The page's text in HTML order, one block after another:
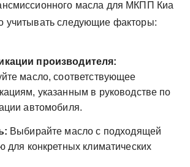
масла для МКПП Киа
учитывать следующие факторы:
производителя:
масло, соответствующее
указанным в руководстве по
автомобиля.
Выбирайте масло с подходящей
для конкретных климатических